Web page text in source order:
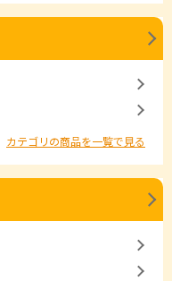
カテゴリの商品を一覧で見る